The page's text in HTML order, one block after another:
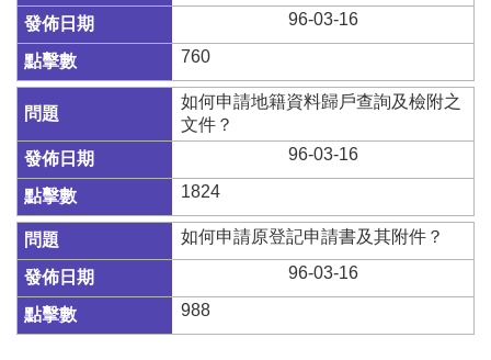
訊
安
全
政
策
政
府
網
站
資
料
開
放
宣
96-03-16
760
如何申請地籍資料歸戶查詢及檢附之
文件？
96-03-16
1824
如何申請原登記申請書及其附件？
96-03-16
988